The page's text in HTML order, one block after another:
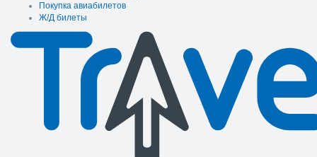
Покупка авиабилетов
Ж/Д билеты